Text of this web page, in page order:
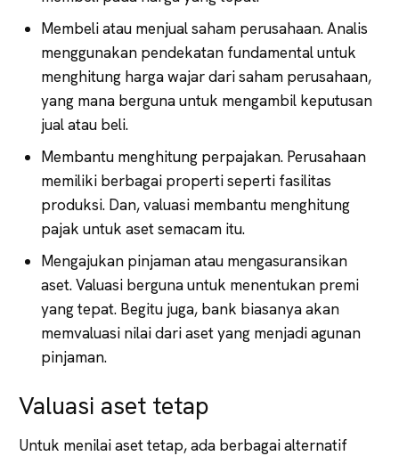
Membeli atau menjual saham perusahaan. Analis
menggunakan pendekatan fundamental untuk
menghitung harga wajar dari saham perusahaan,
yang mana berguna untuk mengambil keputusan
jual atau beli.
Membantu menghitung perpajakan. Perusahaan
memiliki berbagai properti seperti fasilitas
produksi. Dan, valuasi membantu menghitung
pajak untuk aset semacam itu.
Mengajukan pinjaman atau mengasuransikan
aset. Valuasi berguna untuk menentukan premi
yang tepat. Begitu juga, bank biasanya akan
memvaluasi nilai dari aset yang menjadi agunan
pinjaman.
Valuasi aset tetap
Untuk menilai aset tetap, ada berbagai alternatif